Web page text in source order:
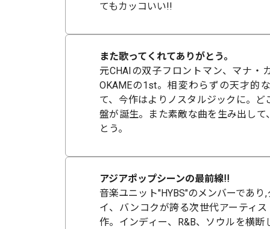
てもカッコいい!!
また歌ってくれてありがとう。
元CHAIの双子フロントマン、マナ・
OKAMEの1st。相変わらずの天才的
て、今作はよりノスタルジックに。ど
盤が誕生。また素敵な曲を生み出して
とう。
アジアポップシーンの最前線!!
音楽ユニット"HYBS"のメンバーであり
イ、バンコクが誇る次世代アーティ
作。インディー、R&B、ソウルを横断